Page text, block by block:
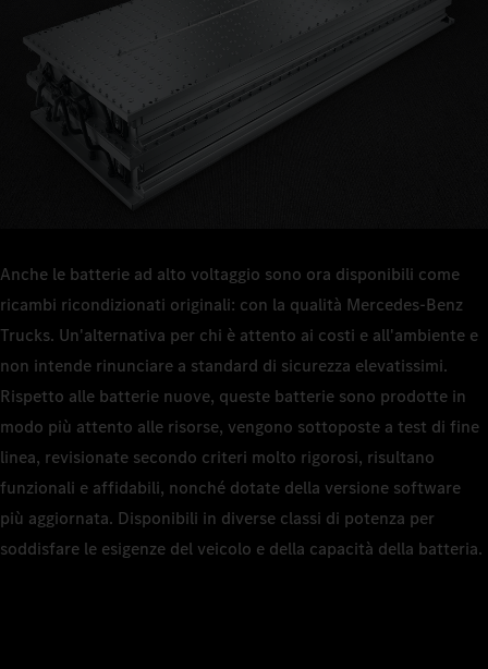
Anche le batterie ad alto voltaggio sono ora disponibili come
ricambi ricondizionati originali: con la qualità Mercedes‑Benz
Trucks. Un'alternativa per chi è attento ai costi e all'ambiente e
non intende rinunciare a standard di sicurezza elevatissimi.
Rispetto alle batterie nuove, queste batterie sono prodotte in
modo più attento alle risorse, vengono sottoposte a test di fine
linea, revisionate secondo criteri molto rigorosi, risultano
funzionali e affidabili, nonché dotate della versione software
più aggiornata. Disponibili in diverse classi di potenza per
soddisfare le esigenze del veicolo e della capacità della batteria.